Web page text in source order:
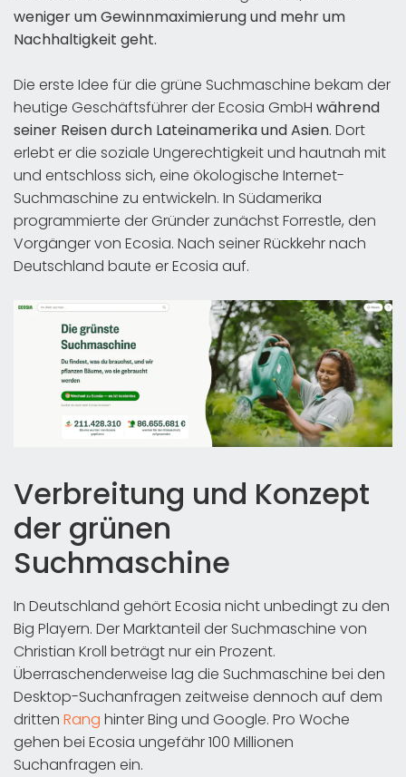
weniger um Gewinnmaximierung und mehr um
Nachhaltigkeit geht.
Die erste Idee für die grüne Suchmaschine bekam der
heutige Geschäftsführer der Ecosia GmbH während
seiner Reisen durch Lateinamerika und Asien. Dort
erlebt er die soziale Ungerechtigkeit und hautnah mit
und entschloss sich, eine ökologische Internet-
Suchmaschine zu entwickeln. In Südamerika
programmierte der Gründer zunächst Forrestle, den
Vorgänger von Ecosia. Nach seiner Rückkehr nach
Deutschland baute er Ecosia auf.
Verbreitung und Konzept
der grünen
Suchmaschine
In Deutschland gehört Ecosia nicht unbedingt zu den
Big Playern. Der Marktanteil der Suchmaschine von
Christian Kroll beträgt nur ein Prozent.
Überraschenderweise lag die Suchmaschine bei den
Desktop-Suchanfragen zeitweise dennoch auf dem
dritten Rang hinter Bing und Google. Pro Woche
gehen bei Ecosia ungefähr 100 Millionen
Suchanfragen ein.